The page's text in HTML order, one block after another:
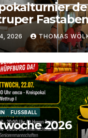
steht bevor!
2026 THOMAS
FUSSBALL
2026